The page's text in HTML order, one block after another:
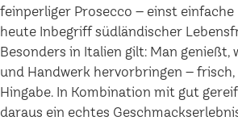
feinperliger Prosecco – einst einfache
heute Inbegriff südländischer
Besonders in Italien gilt: Man genießt,
und Handwerk hervorbringen –
Hingabe. In Kombination mit gut
daraus ein echtes